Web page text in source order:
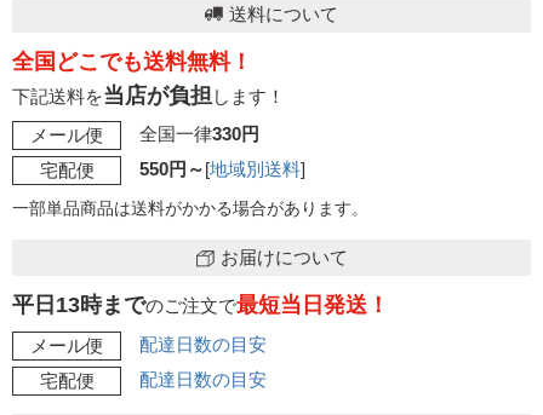
送料について
全国どこでも送料無料！
下記送料を当店が負担 します！
メール便
全国一律330円
宅配便
550円～[地域別送料]
一部単品商品は送料がかかる場合があります。
お届けについて
平日13時までのご注文で最短当日発送！
メール便
配達日数の目安
宅配便
配達日数の目安